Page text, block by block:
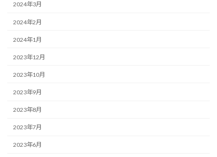
2024年3月
2024年2月
2024年1月
2023年12月
2023年10月
2023年9月
2023年8月
2023年7月
2023年6月